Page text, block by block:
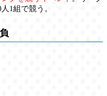
1組で競う。